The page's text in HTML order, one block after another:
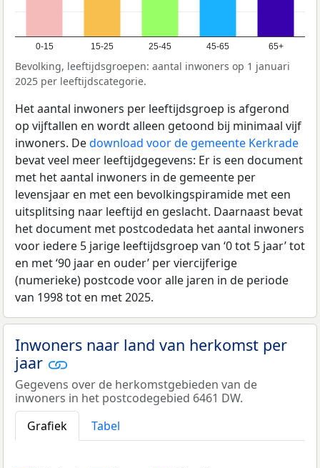
0-15 15-25 25-45 45-65 65+
Bevolking, leeftijdsgroepen: aantal inwoners op 1 januari
2025 per leeftijdscategorie.
Het aantal inwoners per leeftijdsgroep is afgerond
op vijftallen en wordt alleen getoond bij minimaal vijf
inwoners. Dedownload voor de gemeente Kerkrade
bevat veel meer leeftijdgegevens: Er is een document
met het aantal inwoners in de gemeente per
levensjaar en met een bevolkingspiramide met een
uitsplitsing naar leeftijd en geslacht. Daarnaast bevat
het document met postcodedata het aantal inwoners
voor iedere 5 jarige leeftijdsgroep van ‘0 tot 5 jaar’ tot
en met ‘90 jaar en ouder’ per viercijferige
(numerieke) postcode voor alle jaren in de periode
van 1998 tot en met 2025.
Inwoners naar land van herkomst per
jaar
Gegevens over de herkomstgebieden van de
inwoners in het postcodegebied 6461 DW.
Grafiek
Tabel